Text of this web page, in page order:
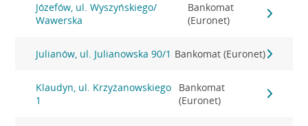
Józefów, ul. Wyszyńskiego/
Wawerska
Bankomat
(Euronet)
Julianów, ul. Julianowska 90/1 Bankomat (Euronet)
Klaudyn, ul. Krzyżanowskiego
1
Bankomat
(Euronet)